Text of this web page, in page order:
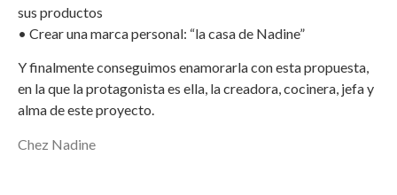
sus productos
• Crear una marca personal: “la casa de Nadine”
Y finalmente conseguimos enamorarla con esta propuesta,
en la que la protagonista es ella, la creadora, cocinera, jefa y
alma de este proyecto.
Chez Nadine